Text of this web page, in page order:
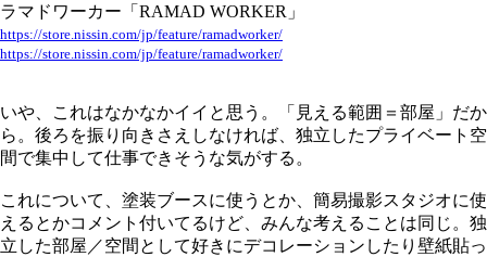
ラマドワーカー「RAMAD WORKER」
https://store.nissin.com/jp/feature/ramadworker/
https://store.nissin.com/jp/feature/ramadworker/
いや、これはなかなかイイと思う。「見える範囲＝部屋」だか
ら。後ろを振り向きさえしなければ、独立したプライベート空
間で集中して仕事できそうな気がする。
これについて、塗装ブースに使うとか、簡易撮影スタジオに使
えるとかコメント付いてるけど、みんな考えることは同じ。独
立した部屋／空間として好きにデコレーションしたり壁紙貼っ